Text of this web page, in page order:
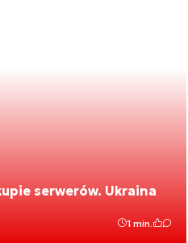
serwerów. Ukraina
1 min.